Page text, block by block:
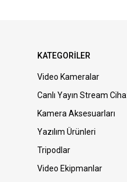
KATEGORİLER
Video Kameralar
Canlı Yayın Stream
Kamera Aksesuarları
Yazılım Ürünleri
Tripodlar
Video Ekipmanlar